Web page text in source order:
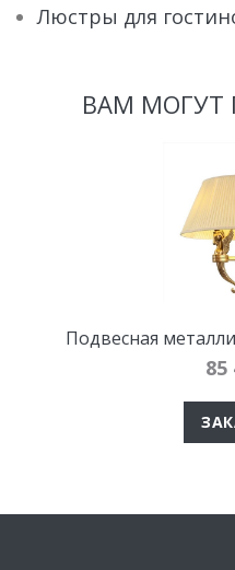
Люстры для
ВАМ МОГУТ
Подвесная
85